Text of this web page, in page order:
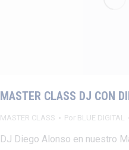
MASTER CLASS DJ CON
MASTER CLASS Por BLUE DIGITAL
DJ Diego Alonso en nuestro